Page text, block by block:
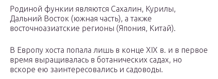
Родиной функии являются Сахалин, Курилы,
Дальний Восток (южная часть), а также
восточноазиатские регионы (Япония, Китай).
В Европу хоста попала лишь в конце XIX в. и в первое
время выращивалась в ботанических садах, но
вскоре ею заинтересовались и садоводы.